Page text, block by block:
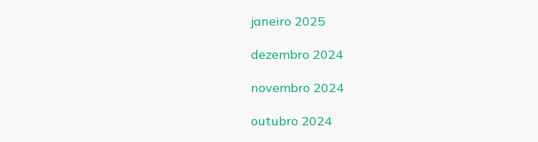
janeiro 2025
dezembro 2024
novembro 2024
outubro 2024